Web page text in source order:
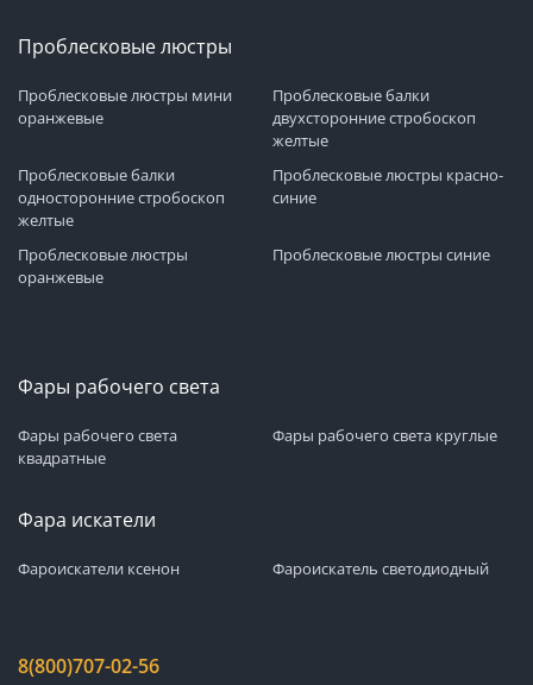
Проблесковые люстры
Проблесковые люстры мини
оранжевые
Проблесковые балки
двухсторонние стробоскоп
желтые
Проблесковые балки
односторонние стробоскоп
желтые
Проблесковые люстры красно-
синие
Проблесковые люстры
оранжевые
Проблесковые люстры синие
Фары рабочего света
Фары рабочего света
квадратные
Фары рабочего света круглые
Фара искатели
Фароискатели ксенон Фароискатель светодиодный
8(800)707-02-56